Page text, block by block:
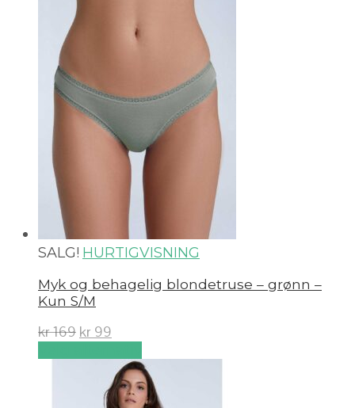
SALG! HURTIGVISNING
Myk og behagelig blondetruse – grønn –
Kun S/M
kr169 kr 99